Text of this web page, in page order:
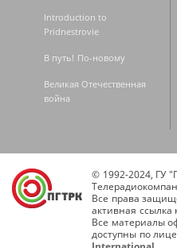
Introduction to
Pridnestrovie
В путь! По-новому
Великая Отечественная
война
© 1992-2024, ГУ
Все права
активная ссылка
Все материалы
доступны по